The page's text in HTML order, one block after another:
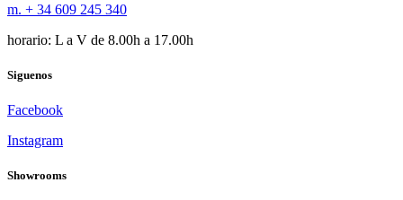
m. + 34 609 245 340
horario: L a V de 8.00h a 17.00h
Siguenos
Facebook
Instagram
Showrooms